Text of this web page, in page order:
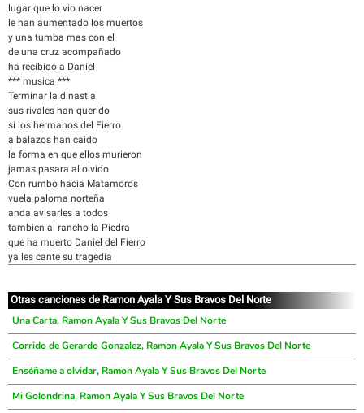
lugar que lo vio nacer
le han aumentado los muertos
y una tumba mas con el
de una cruz acompañado
ha recibido a Daniel
*** musica ***
Terminar la dinastia
sus rivales han querido
si los hermanos del Fierro
a balazos han caido
la forma en que ellos murieron
jamas pasara al olvido
Con rumbo hacia Matamoros
vuela paloma norteña
anda avisarles a todos
tambien al rancho la Piedra
que ha muerto Daniel del Fierro
ya les cante su tragedia
Otras canciones de Ramon Ayala Y Sus Bravos Del Norte
Una Carta, Ramon Ayala Y Sus Bravos Del Norte
Corrido de Gerardo Gonzalez, Ramon Ayala Y Sus Bravos Del Norte
Enséñame a olvidar, Ramon Ayala Y Sus Bravos Del Norte
Mi Golondrina, Ramon Ayala Y Sus Bravos Del Norte